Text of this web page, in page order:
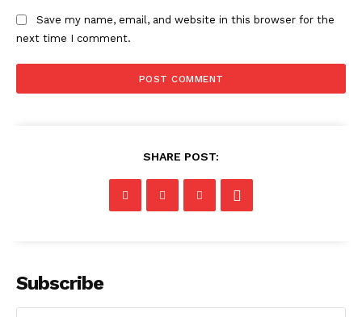
Save my name, email, and website in this browser for the
next time I comment.
SHARE POST:
Subscribe